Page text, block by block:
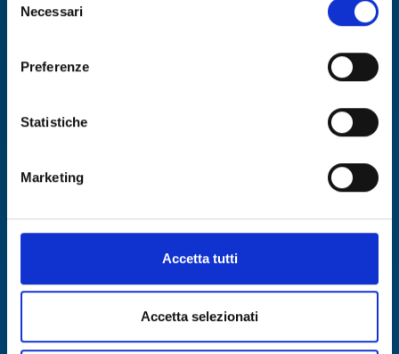
Per conoscere i dettagli, consulta la nostra cookie policy.
https://www.openinnovation.regione.lombardia.it/it/co
https://www.openinnovation.regione.lombardia.it/it/pr
delNecessari
Preferenze
Statistiche
Marketing
Accetta tutti
Accetta selezionati
Offerta di tecnologia
validazione digitale e cybersecurity
ID EEN: TOES20260326020
SCOPRI DI PIÙ →